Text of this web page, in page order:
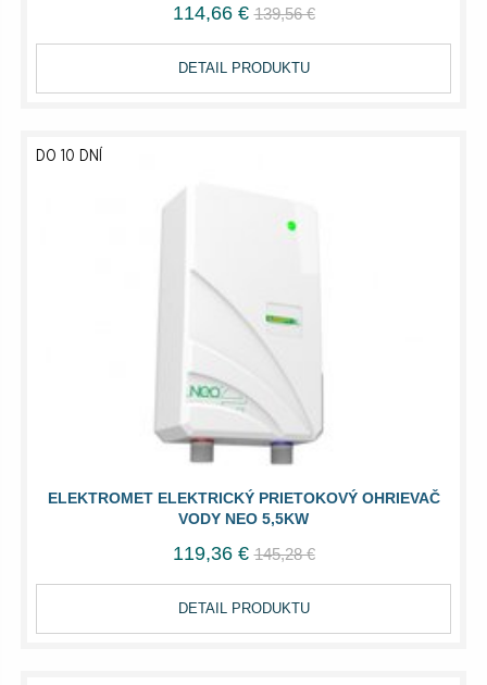
114,66 € 139,56 €
DETAIL PRODUKTU
ELEKTROMET ELEKTRICKÝ PRIETOKOVÝ OHRIEVAČ
VODY NEO 5,5KW
DO 10 DNÍ
119,36 € 145,28 €
DETAIL PRODUKTU